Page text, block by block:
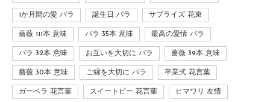
1か月間の愛 バラ 誕生日 バラ サプライズ 花束
薔薇 111本 意味 バラ 35本 意味 最高の愛情 バラ
バラ 32本 意味 お互いを大切に バラ 薔薇 39本 意味
薔薇 30本 意味 ご縁を大切に バラ 卒業式 花言葉
ガーベラ 花言葉 スイートピー 花言葉 ヒマワリ 友情